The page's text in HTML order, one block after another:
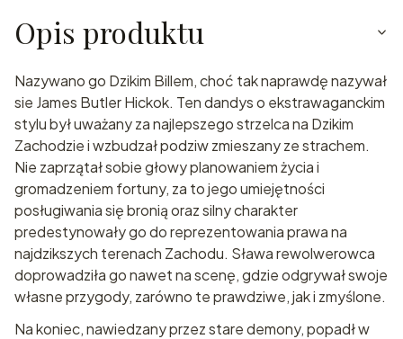
Opis produktu
Nazywano go Dzikim Billem, choć tak naprawdę nazywał
sie James Butler Hickok. Ten dandys o ekstrawaganckim
stylu był uważany za najlepszego strzelca na Dzikim
Zachodzie i wzbudzał podziw zmieszany ze strachem.
Nie zaprzątał sobie głowy planowaniem życia i
gromadzeniem fortuny, za to jego umiejętności
posługiwania się bronią oraz silny charakter
predestynowały go do reprezentowania prawa na
najdzikszych terenach Zachodu. Sława rewolwerowca
doprowadziła go nawet na scenę, gdzie odgrywał swoje
własne przygody, zarówno te prawdziwe, jak i zmyślone.
Na koniec, nawiedzany przez stare demony, popadł w